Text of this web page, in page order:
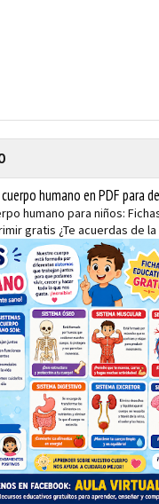
humano en PDF para
humano para niños:
gratis ¿Te acuerdas de